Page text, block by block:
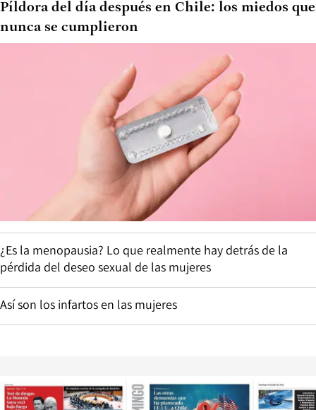
Píldora del día después en Chile: los miedos que
nunca se cumplieron
¿Es la menopausia? Lo que realmente hay detrás de la
pérdida del deseo sexual de las mujeres
Así son los infartos en las mujeres
Opens in new window Opens in